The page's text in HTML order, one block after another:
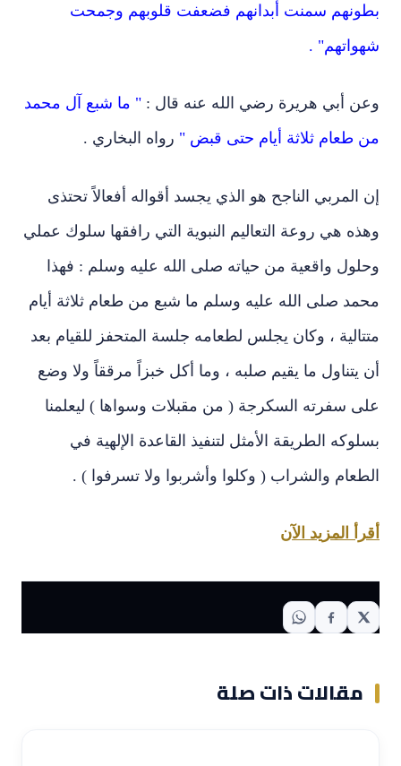
بطونهم سمنت أبدانهم فضعفت قلوبهم وجمحت
شهواتهم" .
وعن أبي هريرة رضي الله عنه قال : " ما شبع آل محمد
من طعام ثلاثة أيام حتى قبض " رواه البخاري .
إن المربي الناجح هو الذي يجسد أقواله أفعالاً تحتذى
وهذه هي روعة التعاليم النبوية التي رافقها سلوك عملي
وحلول واقعية من حياته صلى الله عليه وسلم : فهذا
محمد صلى الله عليه وسلم ما شبع من طعام ثلاثة أيام
متتالية ، وكان يجلس لطعامه جلسة المتحفز للقيام بعد
أن يتناول ما يقيم صلبه ، وما أكل خبزاً مرققاً ولا وضع
على سفرته السكرجة ( من مقبلات وسواها ) ليعلمنا
بسلوكه الطريقة الأمثل لتنفيذ القاعدة الإلهية في
الطعام والشراب ( وكلوا وأشربوا ولا تسرفوا ) .
أقرأ المزيد الآن
مقالات ذات صلة